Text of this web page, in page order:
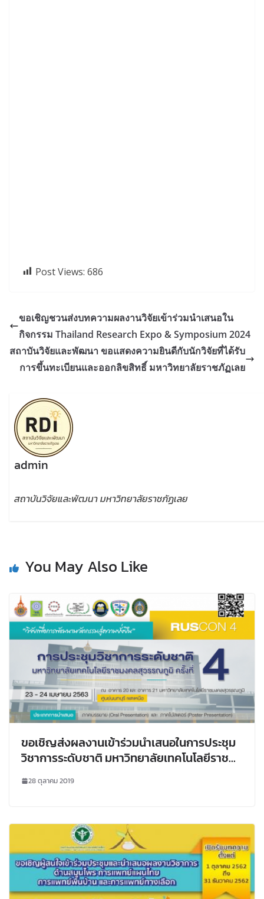
Post Views: 686
ขอเชิญชวนส่งบทความผลงานวิจัยเข้าร่วมนำเสนอใน
กิจกรรม Thailand Research Expo & Symposium 2024
สถาบันวิจัยและพัฒนา ขอแสดงความยินดีกับนักวิจัยที่ได้รับ
การขึ้นทะเบียนและออกลิขสิทธิ์ มหาวิทยาลัยราชภัฏเลย
admin
สถาบันวิจัยและพัฒนา มหาวิทยาลัยราชภัฏเลย
You May Also Like
ขอเชิญส่งผลงานเข้าร่วมนำเสนอในการประชุม
วิชาการระดับชาติ มหาวิทยาลัยเทคโนโลยีราช
28 ตุลาคม 2019